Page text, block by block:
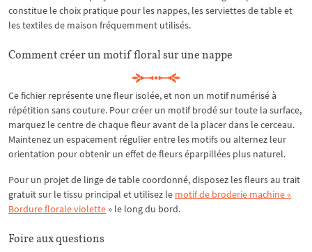
constitue le choix pratique pour les nappes, les serviettes de table et
les textiles de maison fréquemment utilisés.
Comment créer un motif floral sur une nappe
Ce fichier représente une fleur isolée, et non un motif numérisé à
répétition sans couture. Pour créer un motif brodé sur toute la surface,
marquez le centre de chaque fleur avant de la placer dans le cerceau.
Maintenez un espacement régulier entre les motifs ou alternez leur
orientation pour obtenir un effet de fleurs éparpillées plus naturel.
Pour un projet de linge de table coordonné, disposez les fleurs au trait
gratuit sur le tissu principal et utilisez le motif de broderie machine «
Bordure florale violette » le long du bord.
Foire aux questions